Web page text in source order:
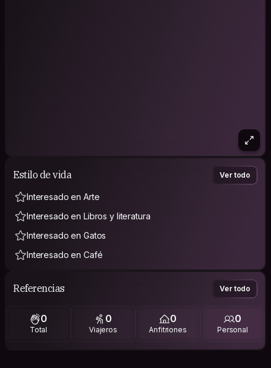
Estilo de vida Ver todo
Interesado en Arte
Interesado en Libros y literatura
Interesado en Gatos
Interesado en Café
Referencias Ver todo
0
Total
0
Viajeros
0
Anfitriones
0
Personal